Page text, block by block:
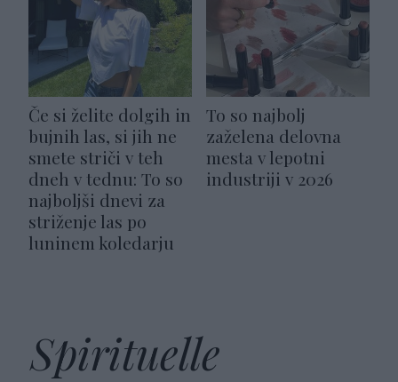
Če si želite dolgih in
bujnih las, si jih ne
smete striči v teh
dneh v tednu: To so
najboljši dnevi za
striženje las po
luninem koledarju
To so najbolj
zaželena delovna
mesta v lepotni
industriji v 2026
Spirituelle